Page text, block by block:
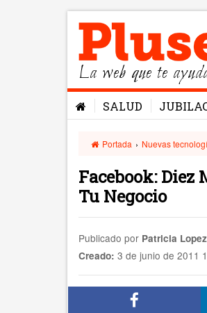
La web que te
SALUD
Portada › Nuevas
Facebook: Diez
Tu Negocio
Publicado por Patricia Lopez
Creado: 3 de junio de 2011